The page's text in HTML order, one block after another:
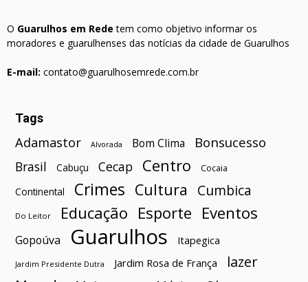
O Guarulhos em Rede tem como objetivo informar os
moradores e guarulhenses das notícias da cidade de Guarulhos
E-mail: contato@guarulhosemrede.com.br
Tags
Adamastor Alvorada Bom Clima Bonsucesso
Brasil Cabuçu Cecap Centro Cocaia
Continental Crimes Cultura Cumbica
Do Leitor Educação Esporte Eventos
Gopoúva Guarulhos Itapegica
Jardim Presidente Dutra Jardim Rosa de França
lazer